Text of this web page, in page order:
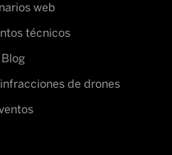
web
técnicos
Blog
de drones